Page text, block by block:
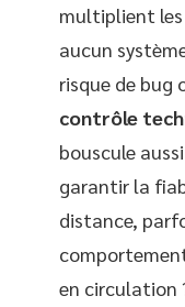
multiplient les
aucun
risque de bug
contrôle
bouscule
garantir la
distance,
en circulation